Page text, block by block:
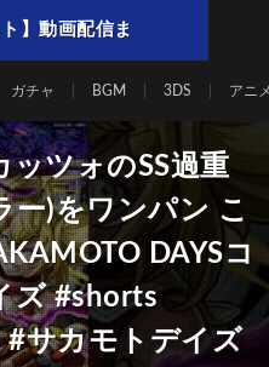
】動画配信ま
ガチャ BGM 3DS アニ
ッツォのSS過重
ー)をワンパン こ
DAYSコ
ズ #shorts
#サカモトデイズ